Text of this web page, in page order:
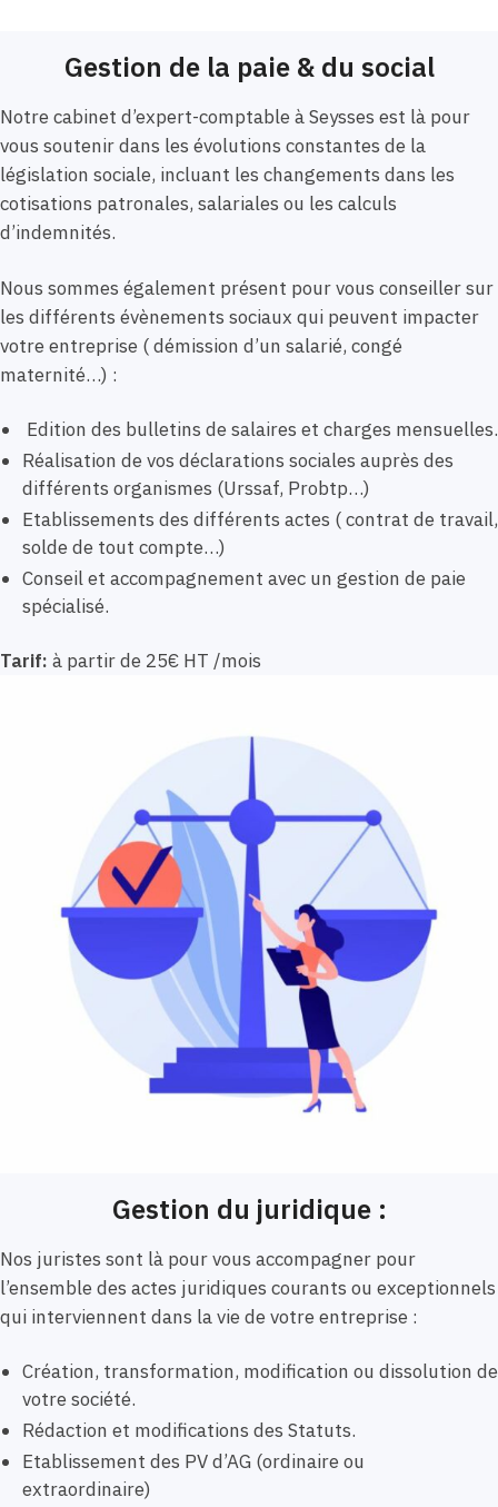
Gestion de la paie & du social
Notre cabinet d’expert-comptable à Seysses est là pour
vous soutenir dans les évolutions constantes de la
législation sociale, incluant les changements dans les
cotisations patronales, salariales ou les calculs
d’indemnités.
Nous sommes également présent pour vous conseiller sur
les différents évènements sociaux qui peuvent impacter
votre entreprise ( démission d’un salarié, congé
maternité…) :
Edition des bulletins de salaires et charges mensuelles.
Réalisation de vos déclarations sociales auprès des
différents organismes (Urssaf, Probtp…)
Etablissements des différents actes ( contrat de travail,
solde de tout compte…)
Conseil et accompagnement avec un gestion de paie
spécialisé.
Tarif: à partir de 25€ HT /mois
Gestion du juridique :
Nos juristes sont là pour vous accompagner pour
l’ensemble des actes juridiques courants ou exceptionnels
qui interviennent dans la vie de votre entreprise :
Création, transformation, modification ou dissolution de
votre société.
Rédaction et modifications des Statuts.
Etablissement des PV d’AG (ordinaire ou
extraordinaire)